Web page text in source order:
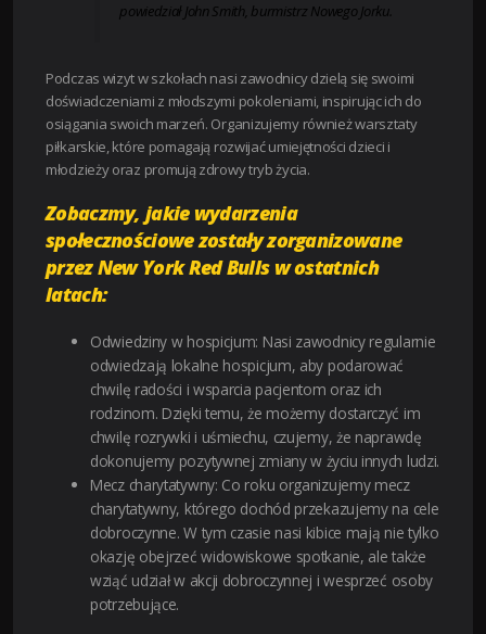
powiedział John Smith, burmistrz Nowego Jorku.
Podczas wizyt w szkołach nasi zawodnicy dzielą się swoimi
doświadczeniami z młodszymi pokoleniami, inspirując ich do
osiągania swoich marzeń. Organizujemy również warsztaty
piłkarskie, które pomagają rozwijać umiejętności dzieci i
młodzieży oraz promują zdrowy tryb życia.
Zobaczmy, jakie wydarzenia
społecznościowe zostały zorganizowane
przez New York Red Bulls w ostatnich
latach:
Odwiedziny w hospicjum: Nasi zawodnicy regularnie
odwiedzają lokalne hospicjum, aby podarować
chwilę radości i wsparcia pacjentom oraz ich
rodzinom. Dzięki temu, że możemy dostarczyć im
chwilę rozrywki i uśmiechu, czujemy, że naprawdę
dokonujemy pozytywnej zmiany w życiu innych ludzi.
Mecz charytatywny: Co roku organizujemy mecz
charytatywny, którego dochód przekazujemy na cele
dobroczynne. W tym czasie nasi kibice mają nie tylko
okazję obejrzeć widowiskowe spotkanie, ale także
wziąć udział w akcji dobroczynnej i wesprzeć osoby
potrzebujące.